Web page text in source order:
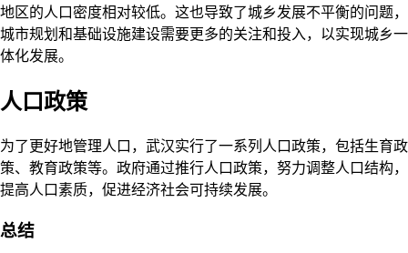
地区的人口密度相对较低。这也导致了城乡发展不平衡的问题，
城市规划和基础设施建设需要更多的关注和投入，以实现城乡一
体化发展。
人口政策
为了更好地管理人口，武汉实行了一系列人口政策，包括生育政
策、教育政策等。政府通过推行人口政策，努力调整人口结构，
提高人口素质，促进经济社会可持续发展。
总结